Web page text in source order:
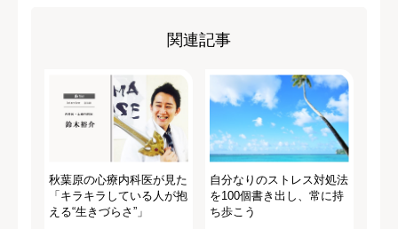
関連記事
秋葉原の心療内科医が見た
「キラキラしている人が抱
える“生きづらさ”」
自分なりのストレス対処法
を100個書き出し、常に持
ち歩こう